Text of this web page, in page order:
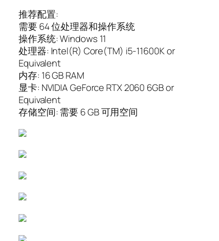
推荐配置:
需要 64 位处理器和操作系统
操作系统: Windows 11
处理器: Intel(R) Core(TM) i5-11600K or
Equivalent
内存: 16 GB RAM
显卡: NVIDIA GeForce RTX 2060 6GB or
Equivalent
存储空间: 需要 6 GB 可用空间